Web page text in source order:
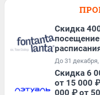
Cкидка
До 31
Скидка 6
от 15 000
000 ₽ от